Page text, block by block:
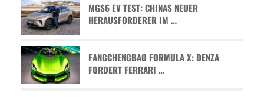
MGS6 EV TEST: CHINAS NEUER
HERAUSFORDERER IM …
FANGCHENGBAO FORMULA X: DENZA
FORDERT FERRARI …